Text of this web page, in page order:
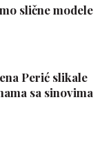
slične modele
Perić slikale
sa sinovima